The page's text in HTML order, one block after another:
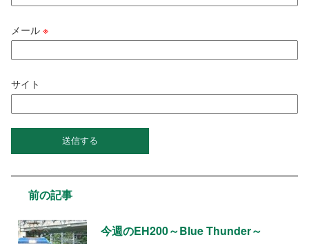
メール※
サイト
前の記事
今週のEH200～Blue Thunder～